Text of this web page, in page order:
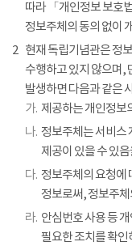
따라 「개인정보 보호
정보주체의 동의 없이
2 현재 독립기념관은 정
수행하고 있지 않으며,
발생하면 다음과 같은
가. 제공하는 개인정보
나. 정보주체는 서비스
제공이 있을 수 있
다. 정보주체의 요청에
정보로써, 정보주체
라. 안심번호 사용 등
필요한 조치를 확인